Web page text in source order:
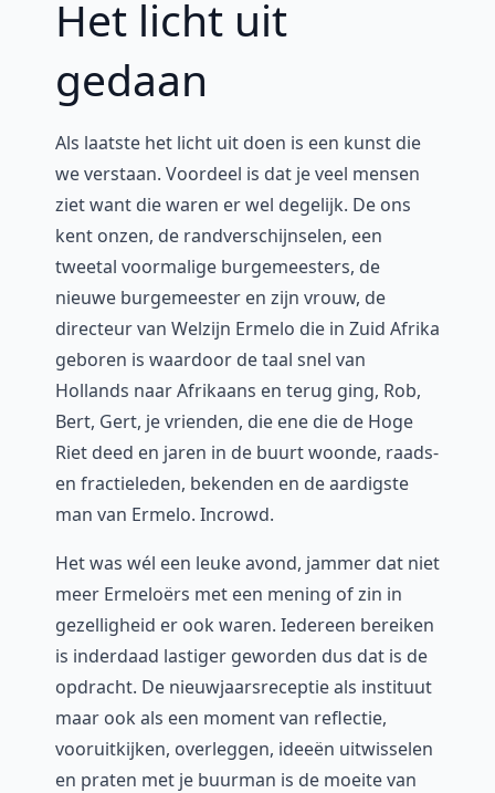
Het licht uit
gedaan
Als laatste het licht uit doen is een kunst die
we verstaan. Voordeel is dat je veel mensen
ziet want die waren er wel degelijk. De ons
kent onzen, de randverschijnselen, een
tweetal voormalige burgemeesters, de
nieuwe burgemeester en zijn vrouw, de
directeur van Welzijn Ermelo die in Zuid Afrika
geboren is waardoor de taal snel van
Hollands naar Afrikaans en terug ging, Rob,
Bert, Gert, je vrienden, die ene die de Hoge
Riet deed en jaren in de buurt woonde, raads-
en fractieleden, bekenden en de aardigste
man van Ermelo. Incrowd.
Het was wél een leuke avond, jammer dat niet
meer Ermeloërs met een mening of zin in
gezelligheid er ook waren. Iedereen bereiken
is inderdaad lastiger geworden dus dat is de
opdracht. De nieuwjaarsreceptie als instituut
maar ook als een moment van reflectie,
vooruitkijken, overleggen, ideeën uitwisselen
en praten met je buurman is de moeite van